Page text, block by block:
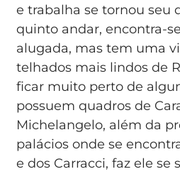
e trabalha se tornou seu
quinto andar, encontra-
alugada, mas tem uma
telhados mais lindos de
ficar muito perto de
possuem quadros de
Michelangelo, além da
palácios onde se
e dos Carracci, faz ele se